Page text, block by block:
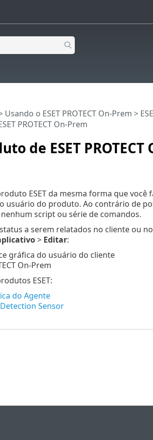
de ESET PROTECT
Usando o ESET PROTECT On-Prem >
PROTECT On-Prem
ESET da mesma forma que você
usuário do produto. Ao contrário de
nenhum script ou série de comandos.
a serem relatados no cliente ou
> Editar:
gráfica do usuário do cliente
On-Prem
ESET:
do Agente
Sensor